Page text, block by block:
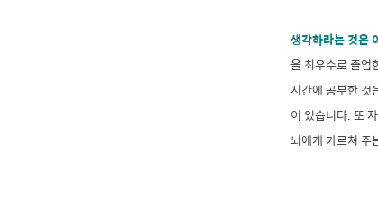
생각하라는 것은
을 최우수로 졸업
시간에 공부한 것
이 있습니다. 또
뇌에게 가르쳐 주